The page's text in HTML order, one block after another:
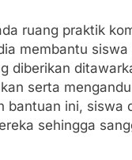
ruang praktik
membantu
diberikan
serta
bantuan ini, siswa
sehingga